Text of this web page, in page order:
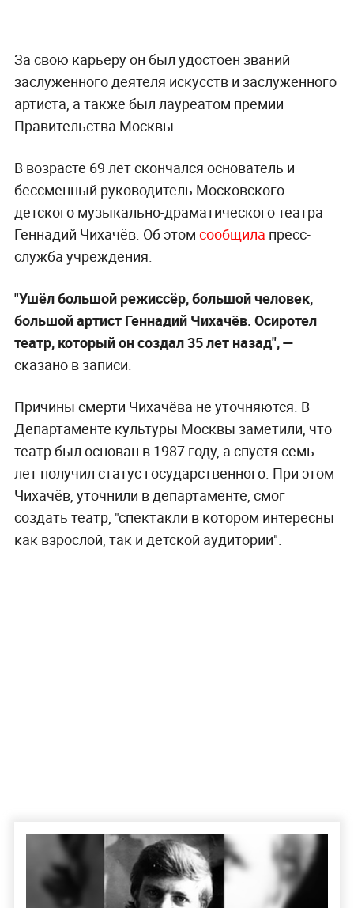
За свою карьеру он был удостоен званий
заслуженного деятеля искусств и заслуженного
артиста, а также был лауреатом премии
Правительства Москвы.
В возрасте 69 лет скончался основатель и
бессменный руководитель Московского
детского музыкально-драматического театра
Геннадий Чихачёв. Об этом сообщила пресс-
служба учреждения.
"Ушёл большой режиссёр, большой человек,
большой артист Геннадий Чихачёв. Осиротел
театр, который он создал 35 лет назад", —
сказано в записи.
Причины смерти Чихачёва не уточняются. В
Департаменте культуры Москвы заметили, что
театр был основан в 1987 году, а спустя семь
лет получил статус государственного. При этом
Чихачёв, уточнили в департаменте, смог
создать театр, "спектакли в котором интересны
как взрослой, так и детской аудитории".